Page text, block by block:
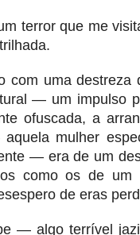
terror que me
com uma
— um impulso
ofuscada, a
mulher
— era de um
como os de
de eras
— algo terrível